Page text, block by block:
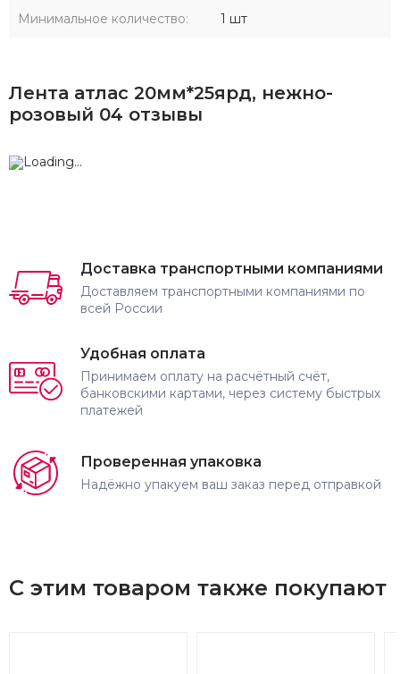
Минимальное количество: 1 шт
Лента атлас 20мм*25ярд, нежно-
розовый 04 отзывы
Доставка транспортными компаниями
Доставляем транспортными компаниями по
всей России
Удобная оплата
Принимаем оплату на расчётный счёт,
банковскими картами, через систему быстрых
платежей
Проверенная упаковка
Надёжно упакуем ваш заказ перед отправкой
С этим товаром также покупают